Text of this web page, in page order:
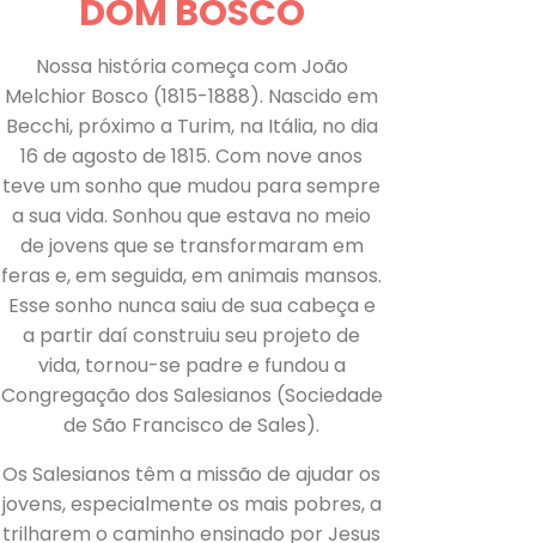
DOM BOSCO
Nossa história começa com João
Melchior Bosco (1815-1888). Nascido em
Becchi, próximo a Turim, na Itália, no dia
16 de agosto de 1815. Com nove anos
teve um sonho que mudou para sempre
a sua vida. Sonhou que estava no meio
de jovens que se transformaram em
feras e, em seguida, em animais mansos.
Esse sonho nunca saiu de sua cabeça e
a partir daí construiu seu projeto de
vida, tornou-se padre e fundou a
Congregação dos Salesianos (Sociedade
de São Francisco de Sales).
Os Salesianos têm a missão de ajudar os
jovens, especialmente os mais pobres, a
trilharem o caminho ensinado por Jesus